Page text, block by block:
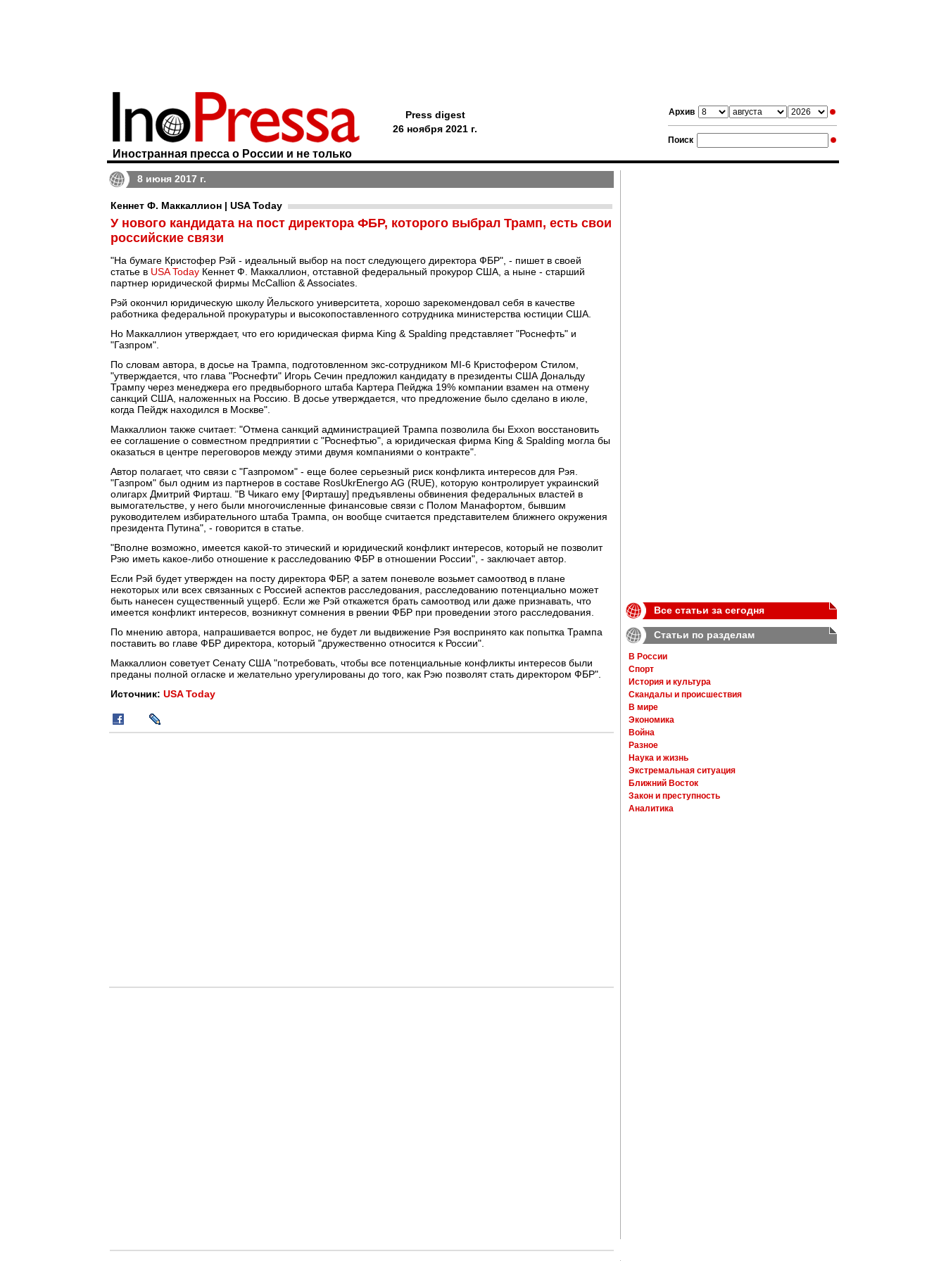
Архив
Поиск
Иностранная пресса о России и не только
Press digest
26 ноября 2021 г.
8 июня 2017 г.
Кеннет Ф. Маккаллион | USA Today
У нового кандидата на пост директора ФБР, которого выбрал Трамп, есть свои
российские связи
"На бумаге Кристофер Рэй - идеальный выбор на пост следующего директора ФБР", - пишет в своей
статье в USA Today Кеннет Ф. Маккаллион, отставной федеральный прокурор США, а ныне - старший
партнер юридической фирмы McCallion & Associates.
Рэй окончил юридическую школу Йельского университета, хорошо зарекомендовал себя в качестве
работника федеральной прокуратуры и высокопоставленного сотрудника министерства юстиции США.
Но Маккаллион утверждает, что его юридическая фирма King & Spalding представляет "Роснефть" и
"Газпром".
По словам автора, в досье на Трампа, подготовленном экс-сотрудником MI-6 Кристофером Стилом,
"утверждается, что глава "Роснефти" Игорь Сечин предложил кандидату в президенты США Дональду
Трампу через менеджера его предвыборного штаба Картера Пейджа 19% компании взамен на отмену
санкций США, наложенных на Россию. В досье утверждается, что предложение было сделано в июле,
когда Пейдж находился в Москве".
Маккаллион также считает: "Отмена санкций администрацией Трампа позволила бы Exxon восстановить
ее соглашение о совместном предприятии с "Роснефтью", а юридическая фирма King & Spalding могла бы
оказаться в центре переговоров между этими двумя компаниями о контракте".
Автор полагает, что связи с "Газпромом" - еще более серьезный риск конфликта интересов для Рэя.
"Газпром" был одним из партнеров в составе RosUkrEnergo AG (RUE), которую контролирует украинский
олигарх Дмитрий Фирташ. "В Чикаго ему [Фирташу] предъявлены обвинения федеральных властей в
вымогательстве, у него были многочисленные финансовые связи с Полом Манафортом, бывшим
руководителем избирательного штаба Трампа, он вообще считается представителем ближнего окружения
президента Путина", - говорится в статье.
"Вполне возможно, имеется какой-то этический и юридический конфликт интересов, который не позволит
Рэю иметь какое-либо отношение к расследованию ФБР в отношении России", - заключает автор.
Если Рэй будет утвержден на посту директора ФБР, а затем поневоле возьмет самоотвод в плане
некоторых или всех связанных с Россией аспектов расследования, расследованию потенциально может
быть нанесен существенный ущерб. Если же Рэй откажется брать самоотвод или даже признавать, что
имеется конфликт интересов, возникнут сомнения в рвении ФБР при проведении этого расследования.
По мнению автора, напрашивается вопрос, не будет ли выдвижение Рэя воспринято как попытка Трампа
поставить во главе ФБР директора, который "дружественно относится к России".
Маккаллион советует Сенату США "потребовать, чтобы все потенциальные конфликты интересов были
преданы полной огласке и желательно урегулированы до того, как Рэю позволят стать директором ФБР".
Источник: USA Today
Все статьи за сегодня
Статьи по разделам
В России
Спорт
История и культура
Скандалы и происшествия
В мире
Экономика
Война
Разное
Наука и жизнь
Экстремальная ситуация
Ближний Восток
Закон и преступность
Аналитика